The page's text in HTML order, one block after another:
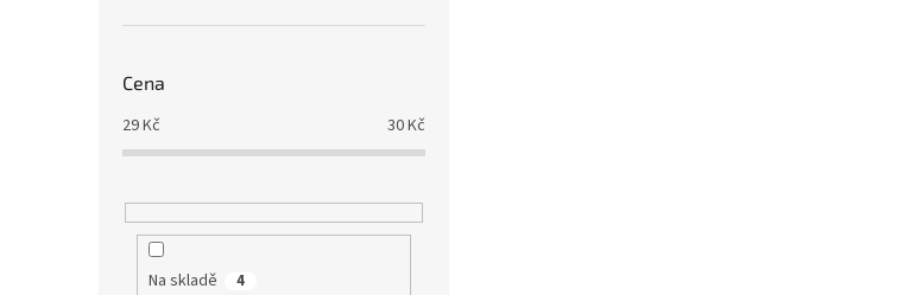
Cena
29Kč 30Kč
Na skladě 4